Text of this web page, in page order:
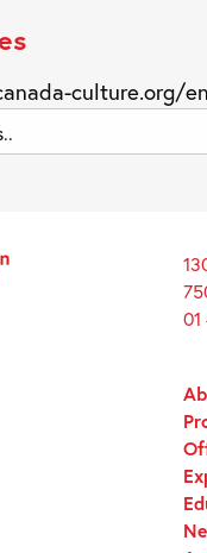
culture.org/